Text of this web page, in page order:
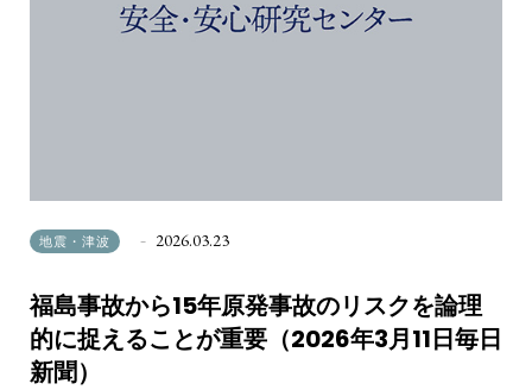
地震・津波 2026.03.23
福島事故から15年原発事故のリスクを論理
的に捉えることが重要（2026年3月11日毎日
新聞）